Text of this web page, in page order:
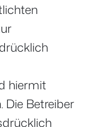
hiermit
Die Betreiber